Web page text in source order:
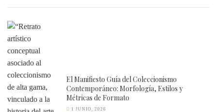
El Manifiesto Guía del Coleccionismo
Contemporáneo: Morfología, Estilos y
Métricas de Formato
1 JUNIO, 2026